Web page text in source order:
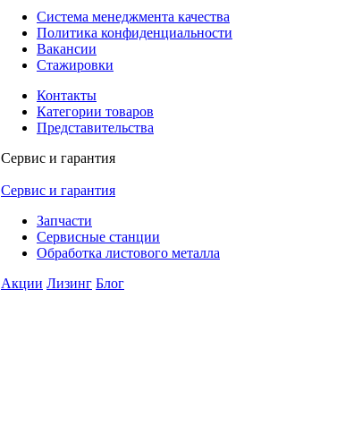
Система менеджмента качества
Политика конфиденциальности
Вакансии
Стажировки
Контакты
Категории товаров
Представительства
Сервис и гарантия
Сервис и гарантия
Запчасти
Сервисные станции
Обработка листового металла
Акции Лизинг Блог